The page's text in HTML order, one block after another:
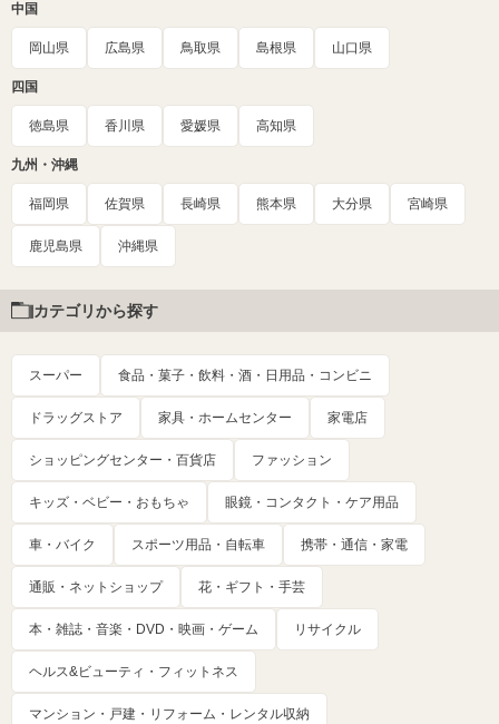
中国
岡山県 広島県 鳥取県 島根県 山口県
四国
徳島県 香川県 愛媛県 高知県
九州・沖縄
福岡県 佐賀県 長崎県 熊本県 大分県 宮崎県
鹿児島県 沖縄県
カテゴリから探す
スーパー 食品・菓子・飲料・酒・日用品・コンビニ
ドラッグストア 家具・ホームセンター 家電店
ショッピングセンター・百貨店 ファッション
キッズ・ベビー・おもちゃ 眼鏡・コンタクト・ケア用品
車・バイク スポーツ用品・自転車 携帯・通信・家電
通販・ネットショップ 花・ギフト・手芸
本・雑誌・音楽・DVD・映画・ゲーム リサイクル
ヘルス&ビューティ・フィットネス
マンション・戸建・リフォーム・レンタル収納